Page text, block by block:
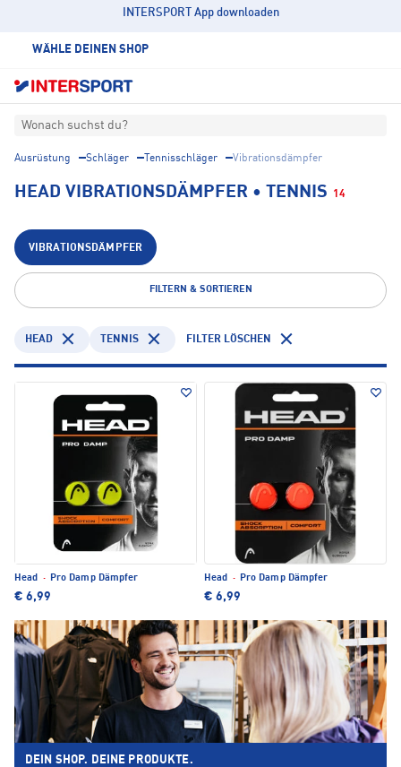
INTERSPORT App downloaden
WÄHLE DEINEN SHOP
Wonach suchst du?
Ausrüstung Schläger Tennisschläger Vibrationsdämpfer
HEAD VIBRATIONSDÄMPFER • TENNIS 14
VIBRATIONSDÄMPFER
FILTERN & SORTIEREN
HEAD TENNIS FILTER LÖSCHEN
Head · Pro Damp Dämpfer
€ 6,99
Head · Pro Damp Dämpfer
€ 6,99
DEIN SHOP. DEINE PRODUKTE.